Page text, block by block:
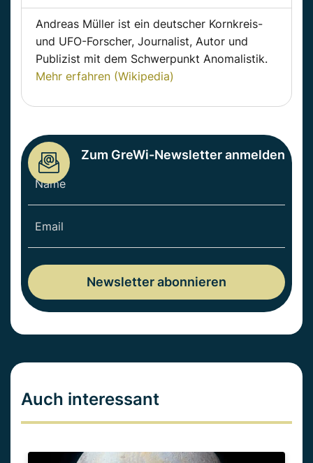
Andreas Müller ist ein deutscher Kornkreis-
und UFO-Forscher, Journalist, Autor und
Publizist mit dem Schwerpunkt Anomalistik.
Mehr erfahren (Wikipedia)
Zum GreWi-Newsletter anmelden
Auch interessant